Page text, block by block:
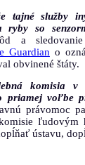
tajné služby
ryby so
a
Guardian o
obvinené štáty.
komisia v
priamej voľbe
právomoc
ľudovým
ústavu,